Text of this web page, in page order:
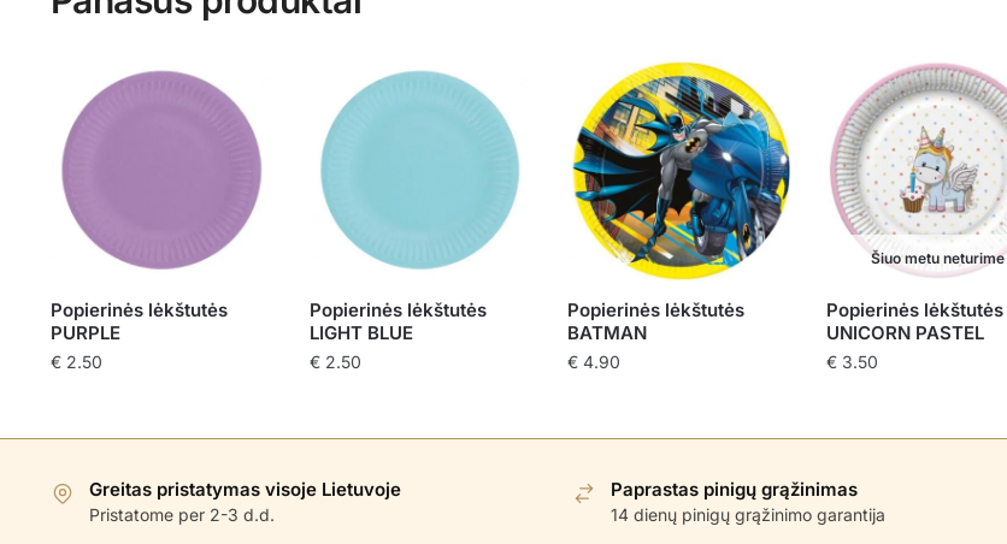
Popierinės lėkštutės
PURPLE
€2.50
Popierinės lėkštutės
LIGHT BLUE
€2.50
Popierinės lėkštutės
BATMAN
€ 4.90
Šiuo metu neturime
Popierinės lėkštutės
UNICORN PASTEL
€ 3.50
Greitas pristatymas visoje Lietuvoje
Pristatome per 2-3 d.d.
Paprastas pinigų grąžinimas
14 dienų pinigų grąžinimo garantija